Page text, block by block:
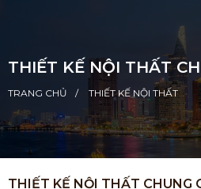
THIẾT KẾ NỘI THẤT
TRANG CHỦ THIẾT KẾ NỘI THẤT
THIẾT KẾ NỘI THẤT CHUNG